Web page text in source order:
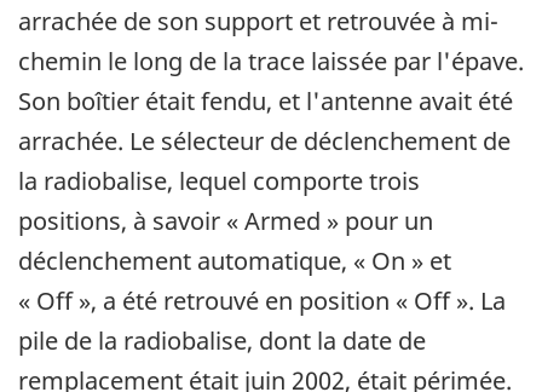
arrachée de son support et retrouvée à mi-
chemin le long de la trace laissée par l'épave.
Son boîtier était fendu, et l'antenne avait été
arrachée. Le sélecteur de déclenchement de
la radiobalise, lequel comporte trois
positions, à savoir « Armed » pour un
déclenchement automatique, « On » et
« Off », a été retrouvé en position « Off ». La
pile de la radiobalise, dont la date de
remplacement était juin 2002, était périmée.